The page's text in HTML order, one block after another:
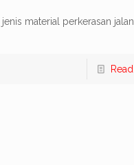
material perkerasan